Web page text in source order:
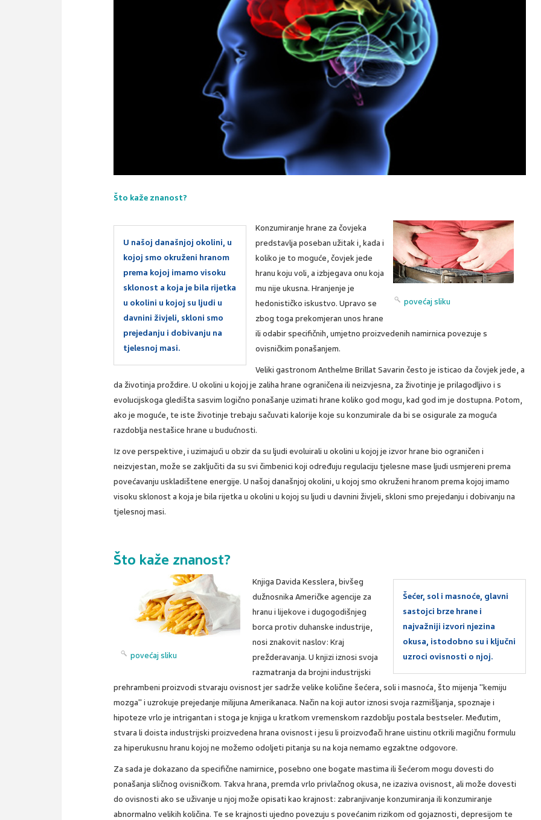
Što kaže znanost?
U našoj današnjoj okolini, u
kojoj smo okruženi hranom
prema kojoj imamo visoku
sklonost a koja je bila rijetka
u okolini u kojoj su ljudi u
davnini živjeli, skloni smo
prejedanju i dobivanju na
tjelesnoj masi.
povećaj sliku
Konzumiranje hrane za čovjeka
predstavlja poseban užitak i, kada i
koliko je to moguće, čovjek jede
hranu koju voli, a izbjegava onu koja
mu nije ukusna. Hranjenje je
hedonističko iskustvo. Upravo se
zbog toga prekomjeran unos hrane
ili odabir specifičnih, umjetno proizvedenih namirnica povezuje s
ovisničkim ponašanjem.
Veliki gastronom Anthelme Brillat Savarin često je isticao da čovjek jede, a
da životinja proždire. U okolini u kojoj je zaliha hrane ograničena ili neizvjesna, za životinje je prilagodljivo i s
evolucijskoga gledišta sasvim logično ponašanje uzimati hrane koliko god mogu, kad god im je dostupna. Potom,
ako je moguće, te iste životinje trebaju sačuvati kalorije koje su konzumirale da bi se osigurale za moguća
razdoblja nestašice hrane u budućnosti.
Iz ove perspektive, i uzimajući u obzir da su ljudi evoluirali u okolini u kojoj je izvor hrane bio ograničen i
neizvjestan, može se zaključiti da su svi čimbenici koji određuju regulaciju tjelesne mase ljudi usmjereni prema
povećavanju uskladištene energije. U našoj današnjoj okolini, u kojoj smo okruženi hranom prema kojoj imamo
visoku sklonost a koja je bila rijetka u okolini u kojoj su ljudi u davnini živjeli, skloni smo prejedanju i dobivanju na
tjelesnoj masi.
Što kaže znanost?
Šećer, sol i masnoće, glavni
sastojci brze hrane i
najvažniji izvori njezina
okusa, istodobno su i ključni
uzroci ovisnosti o njoj.
povećaj sliku
Knjiga Davida Kesslera, bivšeg
dužnosnika Američke agencije za
hranu i lijekove i dugogodišnjeg
borca protiv duhanske industrije,
nosi znakovit naslov: Kraj
prežderavanja. U knjizi iznosi svoja
razmatranja da brojni industrijski
prehrambeni proizvodi stvaraju ovisnost jer sadrže velike količine šećera, soli i masnoća, što mijenja "kemiju
mozga" i uzrokuje prejedanje milijuna Amerikanaca. Način na koji autor iznosi svoja razmišljanja, spoznaje i
hipoteze vrlo je intrigantan i stoga je knjiga u kratkom vremenskom razdoblju postala bestseler. Međutim,
stvara li doista industrijski proizvedena hrana ovisnost i jesu li proizvođači hrane uistinu otkrili magičnu formulu
za hiperukusnu hranu kojoj ne možemo odoljeti pitanja su na koja nemamo egzaktne odgovore.
Za sada je dokazano da specifične namirnice, posebno one bogate mastima ili šećerom mogu dovesti do
ponašanja sličnog ovisničkom. Takva hrana, premda vrlo privlačnog okusa, ne izaziva ovisnost, ali može dovesti
do ovisnosti ako se uživanje u njoj može opisati kao krajnost: zabranjivanje konzumiranja ili konzumiranje
abnormalno velikih količina. Te se krajnosti ujedno povezuju s povećanim rizikom od gojaznosti, depresijom te